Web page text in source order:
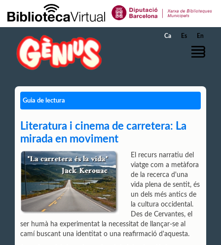
Salta al contingut principal
Ca Es En
Guia de lectura
Literatura i cinema de carretera: La
mirada en moviment
El recurs narratiu del
viatge com a metàfora
de la recerca d'una
vida plena de sentit, és
un dels més antics de
la cultura occidental.
Des de Cervantes, el
ser humà ha experimentat la necessitat de llançar-se al
camí buscant una identitat o una reafirmació d'aquesta.